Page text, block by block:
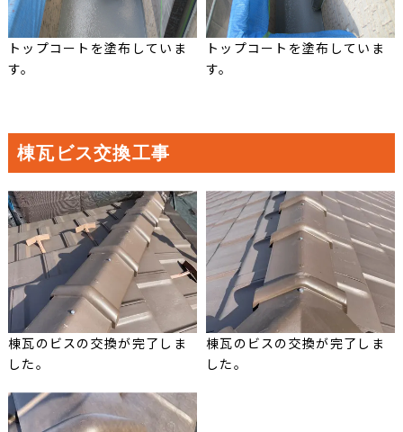
トップコートを塗布していま
す。
トップコートを塗布していま
す。
棟瓦ビス交換工事
棟瓦のビスの交換が完了しま
した。
棟瓦のビスの交換が完了しま
した。